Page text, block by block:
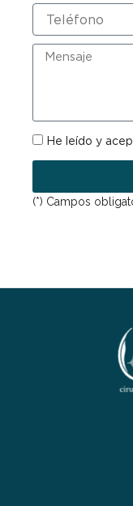
Teléfono
Mensaje
RGPDHe leído y
(*) Campos